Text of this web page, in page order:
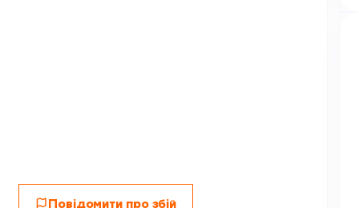
Повідомити про збій